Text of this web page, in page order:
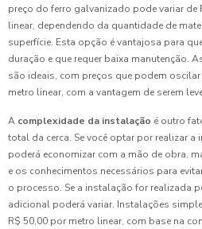
preço do ferro galvanizado pode variar de
linear, dependendo da quantidade de
superfície. Esta opção é vantajosa para
duração e que requer baixa manutenção.
são ideais, com preços que podem oscilar
metro linear, com a vantagem de serem
A complexidade da instalação é outro
total da cerca. Se você optar por realizar
poderá economizar com a mão de obra,
e os conhecimentos necessários para
o processo. Se a instalação for realizada
adicional poderá variar. Instalações
R$ 50,00 por metro linear, com base na